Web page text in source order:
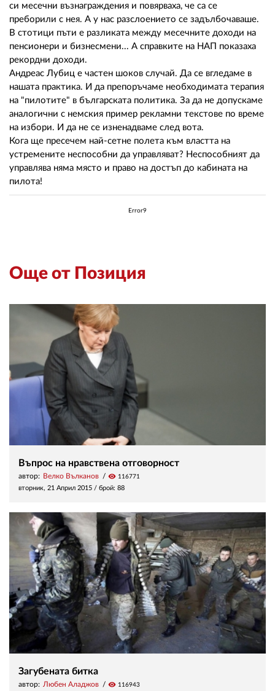
си месечни възнаграждения и повярваха, че са се
преборили с нея. А у нас разслоението се задълбочаваше.
В стотици пъти е разликата между месечните доходи на
пенсионери и бизнесмени... А справките на НАП показаха
рекордни доходи.
Андреас Лубиц е частен шоков случай. Да се вгледаме в
нашата практика. И да препоръчаме необходимата терапия
на "пилотите" в българската политика. За да не допускаме
аналогични с немския пример рекламни текстове по време
на избори. И да не се изненадваме след вота.
Кога ще пресечем най-сетне полета към властта на
устремените неспособни да управляват? Неспособният да
управлява няма място и право на достъп до кабината на
пилота!
Error9
Още от Позиция
Въпрос на нравствена отговорност
автор: Велко Вълканов visibility 116771
вторник, 21 Април 2015 / брой: 88
Загубената битка
автор: Любен Аладжов visibility 116943